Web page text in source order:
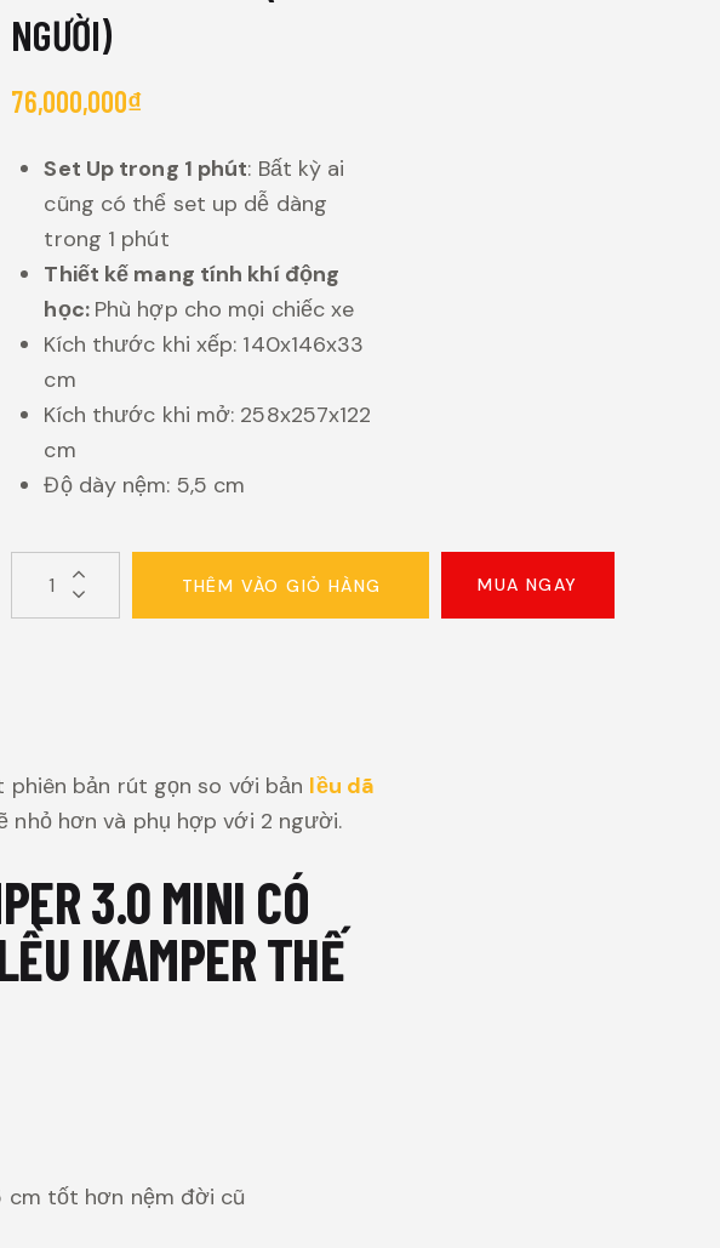
NGƯỜI)
76,000,000₫
Set Up trong 1 phút: Bất kỳ ai
cũng có thể set up dễ dàng
trong 1 phút
Thiết kế mang tính khí động
học: Phù hợp cho mọi chiếc xe
Kích thước khi xếp: 140x146x33
cm
Kích thước khi mở: 258x257x122
cm
Độ dày nệm: 5,5 cm
THÊM VÀO GIỎ HÀNG MUA NGAY
phiên bản rút gọn so với bản lều dã
nhỏ hơn và phụ hợp với 2 người.
3.0 MINI CÓ
IKAMPER THẾ
cm tốt hơn nệm đời cũ